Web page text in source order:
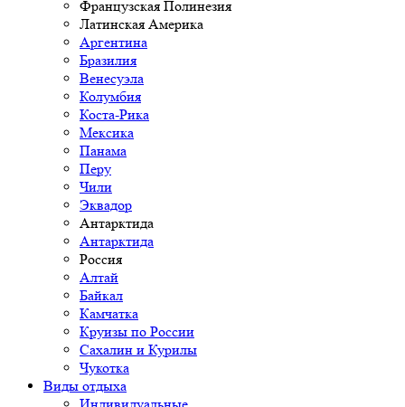
Французская Полинезия
Латинская Америка
Аргентина
Бразилия
Венесуэла
Колумбия
Коста-Рика
Мексика
Панама
Перу
Чили
Эквадор
Антарктида
Антарктида
Россия
Алтай
Байкал
Камчатка
Круизы по России
Сахалин и Курилы
Чукотка
Виды отдыха